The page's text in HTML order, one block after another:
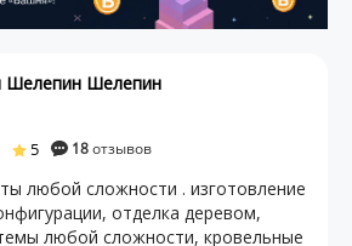
Шелепин Шелепин
5 18отзывов
любой сложности . изготовление
отделка деревом,
любой сложности, кровельные